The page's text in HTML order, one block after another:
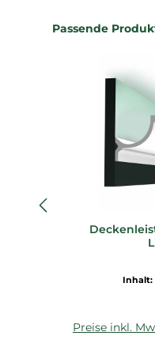
Produktgalerie
Passende
Inhalt:
Preise inkl.